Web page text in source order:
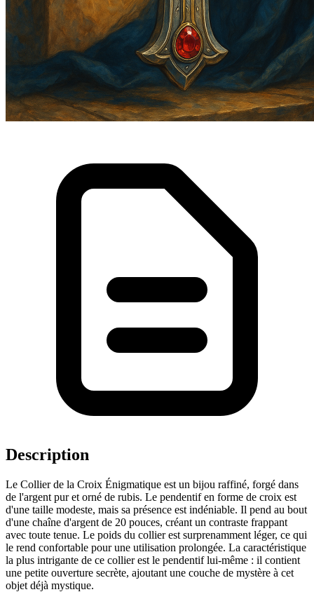
Description
Le Collier de la Croix Énigmatique est un bijou raffiné, forgé dans
de l'argent pur et orné de rubis. Le pendentif en forme de croix est
d'une taille modeste, mais sa présence est indéniable. Il pend au bout
d'une chaîne d'argent de 20 pouces, créant un contraste frappant
avec toute tenue. Le poids du collier est surprenamment léger, ce qui
le rend confortable pour une utilisation prolongée. La caractéristique
la plus intrigante de ce collier est le pendentif lui-même : il contient
une petite ouverture secrète, ajoutant une couche de mystère à cet
objet déjà mystique.